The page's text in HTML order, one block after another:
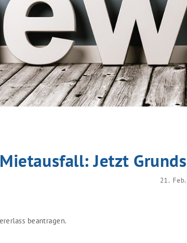
Mietausfall: Jetzt
21.